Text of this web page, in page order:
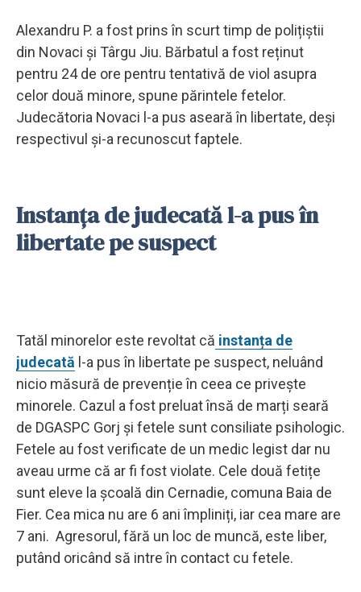
Alexandru P. a fost prins în scurt timp de polițiștii
din Novaci și Târgu Jiu. Bărbatul a fost reținut
pentru 24 de ore pentru tentativă de viol asupra
celor două minore, spune părintele fetelor.
Judecătoria Novaci l-a pus aseară în libertate, deși
respectivul și-a recunoscut faptele.
Instanța de judecată l-a pus în
libertate pe suspect
Tatăl minorelor este revoltat că instanța de
judecată l-a pus în libertate pe suspect, neluând
nicio măsură de prevenție în ceea ce privește
minorele. Cazul a fost preluat însă de marți seară
de DGASPC Gorj și fetele sunt consiliate psihologic.
Fetele au fost verificate de un medic legist dar nu
aveau urme că ar fi fost violate. Cele două fetițe
sunt eleve la școală din Cernadie, comuna Baia de
Fier. Cea mica nu are 6 ani împliniți, iar cea mare are
7 ani. Agresorul, fără un loc de muncă, este liber,
putând oricând să intre în contact cu fetele.